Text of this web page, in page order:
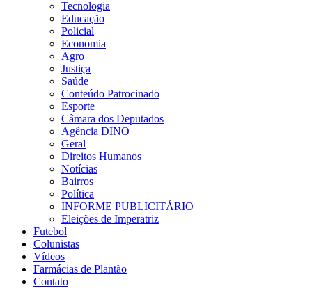
Tecnologia
Educação
Policial
Economia
Agro
Justiça
Saúde
Conteúdo Patrocinado
Esporte
Câmara dos Deputados
Agência DINO
Geral
Direitos Humanos
Notícias
Bairros
Política
INFORME PUBLICITÁRIO
Eleições de Imperatriz
Futebol
Colunistas
Vídeos
Farmácias de Plantão
Contato